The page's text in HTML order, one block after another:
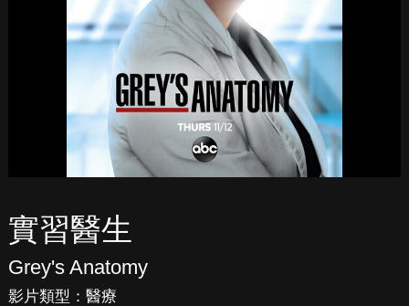
實習醫生
Grey's Anatomy
影片類型： 醫療